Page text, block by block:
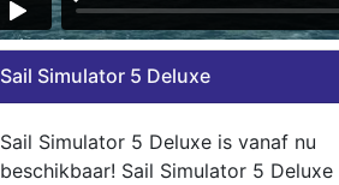
Sail Simulator 5 Deluxe
Sail Simulator 5 Deluxe is vanaf nu
beschikbaar! Sail Simulator 5